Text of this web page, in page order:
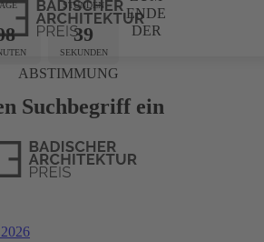
STUNDEN
39
SEKUNDEN
ENDE
DER
ABSTIMMUNG
Suchbegriff ein